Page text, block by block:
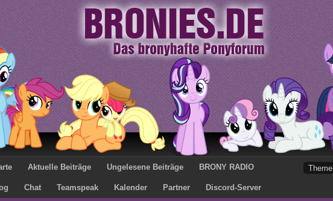
Aktuelle Beiträge Ungelesene Beiträge BRONY RADIO
Chat Teamspeak Kalender Partner Discord-Server